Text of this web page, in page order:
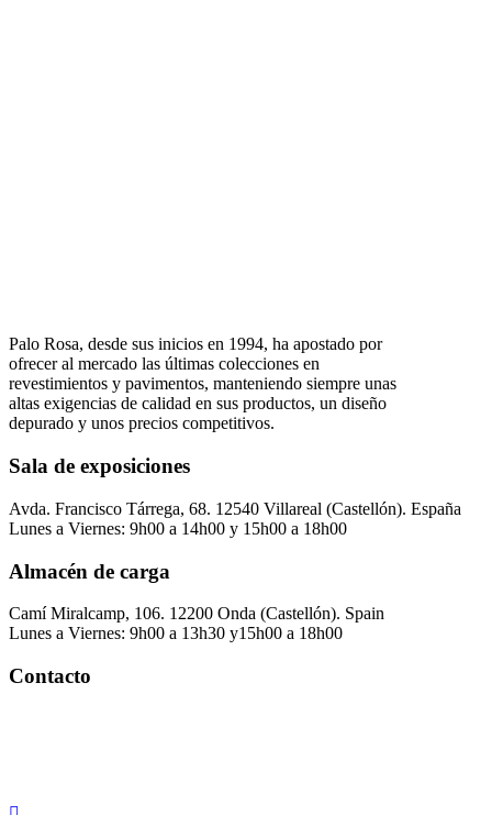
Palo Rosa, desde sus inicios en 1994, ha apostado por
ofrecer al mercado las últimas colecciones en
revestimientos y pavimentos, manteniendo siempre unas
altas exigencias de calidad en sus productos, un diseño
depurado y unos precios competitivos.
Sala de exposiciones
Avda. Francisco Tárrega, 68. 12540 Villareal (Castellón). España
Lunes a Viernes: 9h00 a 14h00 y 15h00 a 18h00
Almacén de carga
Camí Miralcamp, 106. 12200 Onda (Castellón). Spain
Lunes a Viernes: 9h00 a 13h30 y15h00 a 18h00
Contacto